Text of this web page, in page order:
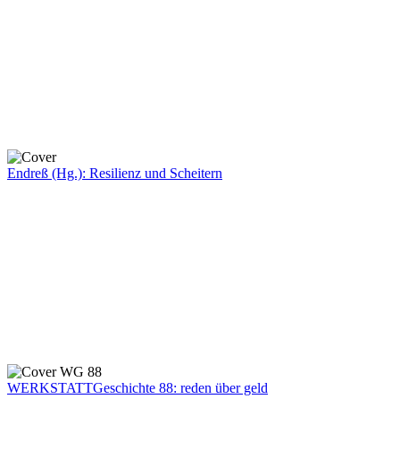
Endreß (Hg.): Resilienz und Scheitern
WERKSTATTGeschichte 88: reden über geld